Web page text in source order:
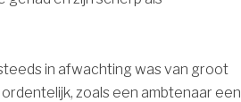
in afwachting was van groot
zoals een ambtenaar een